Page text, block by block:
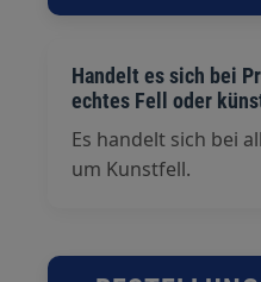
Handelt es sich bei
echtes Fell oder
Es handelt sich bei
um Kunstfell.